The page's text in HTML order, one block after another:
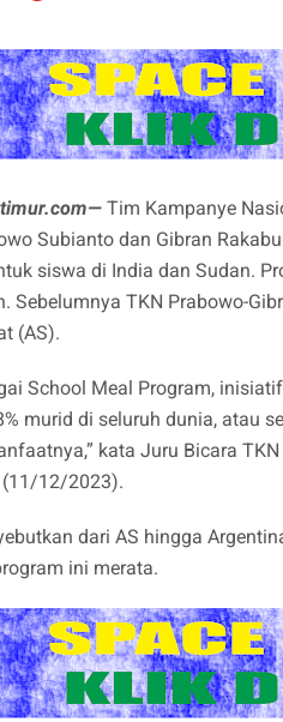
Tim Kampanye
Subianto dan Gibran
siswa di India dan Sudan.
Sebelumnya TKN Prabowo-
(AS).
School Meal Program,
murid di seluruh dunia, atau
kata Juru Bicara
12/2023).
dari AS hingga
ini merata.